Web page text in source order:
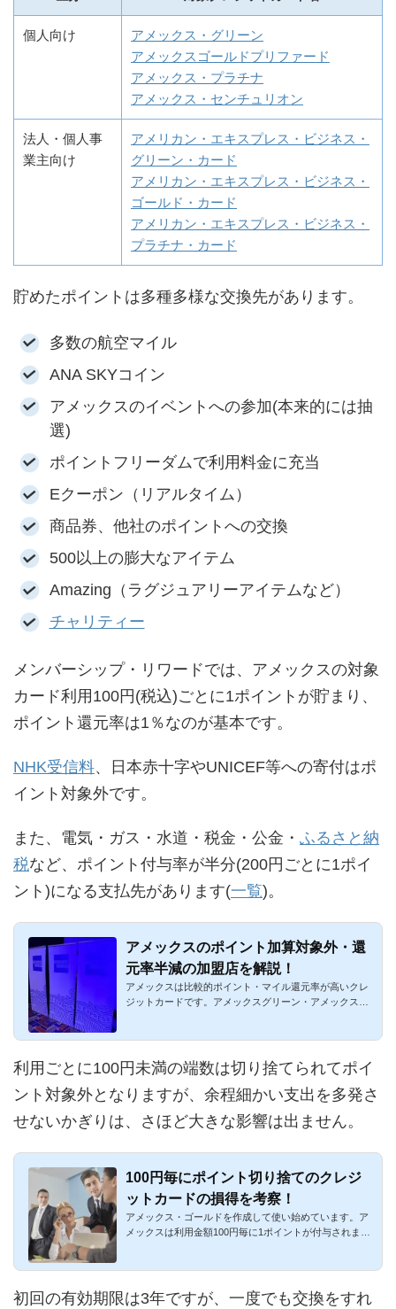
個人向け
アメックス・グリーン
アメックスゴールドプリファード
アメックス・プラチナ
アメックス・センチュリオン
法人・個人事
業主向け
アメリカン・エキスプレス・ビジネス・
グリーン・カード
アメリカン・エキスプレス・ビジネス・
ゴールド・カード
アメリカン・エキスプレス・ビジネス・
プラチナ・カード
貯めたポイントは多種多様な交換先があります。
多数の航空マイル
ANA SKYコイン
アメックスのイベントへの参加(本来的には抽
選)
ポイントフリーダムで利用料金に充当
Eクーポン（リアルタイム）
商品券、他社のポイントへの交換
500以上の膨大なアイテム
Amazing（ラグジュアリーアイテムなど）
チャリティー
メンバーシップ・リワードでは、アメックスの対象
カード利用100円(税込)ごとに1ポイントが貯まり、
ポイント還元率は1％なのが基本です。
NHK受信料、日本赤十字やUNICEF等への寄付はポ
イント対象外です。
また、電気・ガス・水道・税金・公金・ ふるさと納
税など、ポイント付与率が半分(200円ごとに1ポイ
ント)になる支払先があります(一覧)。
アメックスのポイント加算対象外・還
元率半減の加盟店を解説！
アメックスは比較的ポイント・マイル還元率が高いクレ
ジットカードです。アメックスグリーン・アメックスゴ
利用ごとに100円未満の端数は切り捨てられてポイ
ント対象外となりますが、余程細かい支出を多発さ
せないかぎりは、さほど大きな影響は出ません。
100円毎にポイント切り捨てのクレジ
ットカードの損得を考察！
アメックス・ゴールドを作成して使い始めています。ア
メックスは利用金額100円毎に1ポイントが付与されま
初回の有効期限は3年ですが、一度でも交換をすれ